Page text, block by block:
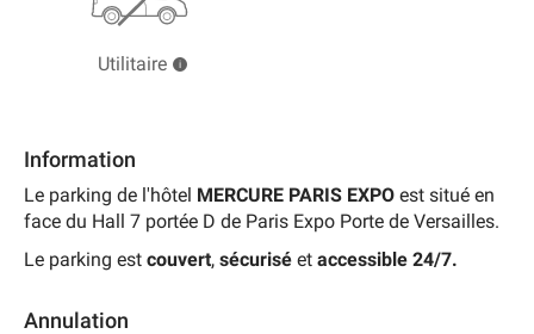
Utilitaire
Information
Le parking de l'hôtel MERCURE PARIS EXPO est situé en
face du Hall 7 portée D de Paris Expo Porte de Versailles.
Le parking est couvert, sécurisé et accessible 24/7.
Annulation